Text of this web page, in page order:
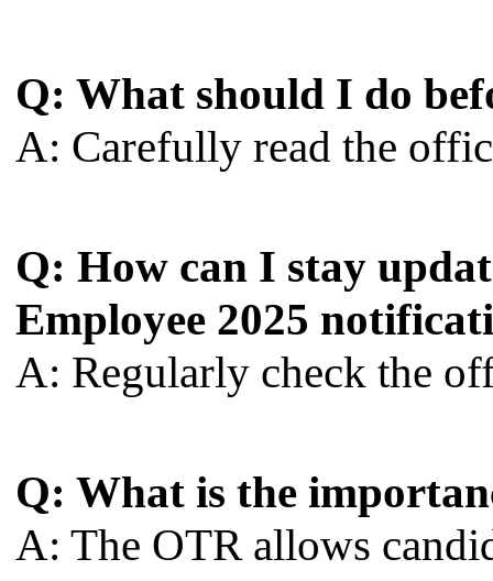
Q: What should I do
A: Carefully read the
Q: How can I stay
Employee 2025
A: Regularly check the
Q: What is the
A: The OTR allows